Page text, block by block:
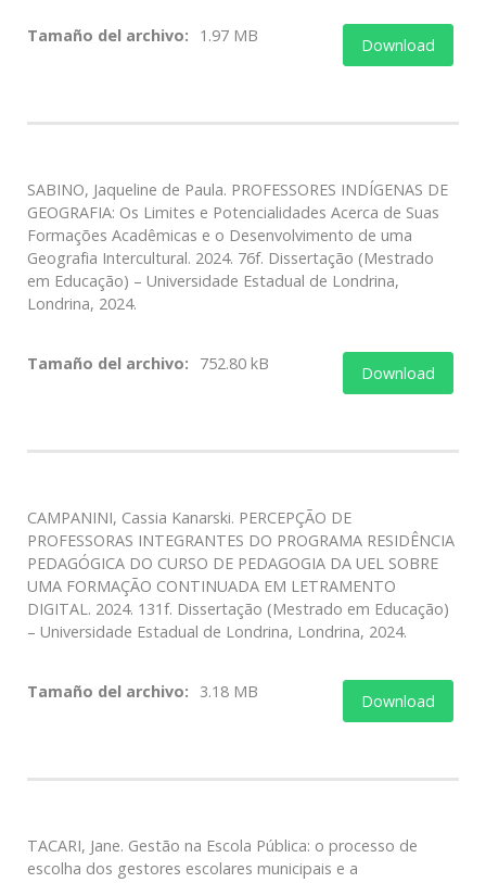
Tamaño del archivo: 1.97 MB Download
SABINO, Jaqueline de Paula. PROFESSORES INDÍGENAS DE
GEOGRAFIA: Os Limites e Potencialidades Acerca de Suas
Formações Acadêmicas e o Desenvolvimento de uma
Geografia Intercultural. 2024. 76f. Dissertação (Mestrado
em Educação) – Universidade Estadual de Londrina,
Londrina, 2024.
Tamaño del archivo: 752.80 kB Download
CAMPANINI, Cassia Kanarski. PERCEPÇÃO DE
PROFESSORAS INTEGRANTES DO PROGRAMA RESIDÊNCIA
PEDAGÓGICA DO CURSO DE PEDAGOGIA DA UEL SOBRE
UMA FORMAÇÃO CONTINUADA EM LETRAMENTO
DIGITAL. 2024. 131f. Dissertação (Mestrado em Educação)
– Universidade Estadual de Londrina, Londrina, 2024.
Tamaño del archivo: 3.18 MB Download
TACARI, Jane. Gestão na Escola Pública: o processo de
escolha dos gestores escolares municipais e a